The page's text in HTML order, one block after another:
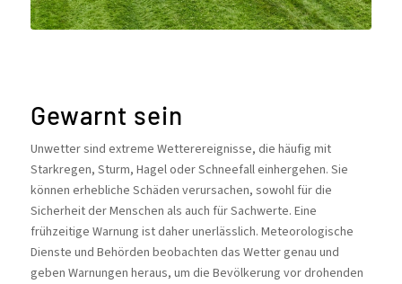
Gewarnt sein
Unwetter sind extreme Wetterereignisse, die häufig mit
Starkregen, Sturm, Hagel oder Schneefall einhergehen. Sie
können erhebliche Schäden verursachen, sowohl für die
Sicherheit der Menschen als auch für Sachwerte. Eine
frühzeitige Warnung ist daher unerlässlich. Meteorologische
Dienste und Behörden beobachten das Wetter genau und
geben Warnungen heraus, um die Bevölkerung vor drohenden